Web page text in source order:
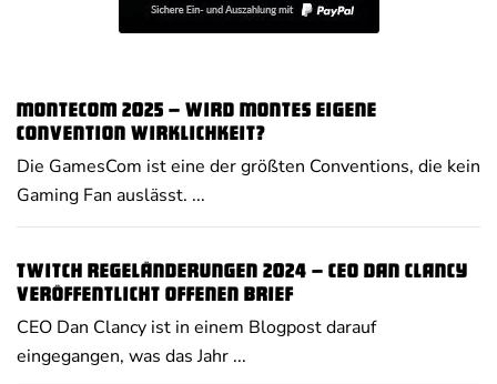
MonteCom 2025 – Wird Montes eigene
Convention Wirklichkeit?
Die GamesCom ist eine der größten Conventions, die kein
Gaming Fan auslässt. ...
Twitch Regeländerungen 2024 – CEO Dan Clancy
veröffentlicht offenen Brief
CEO Dan Clancy ist in einem Blogpost darauf
eingegangen, was das Jahr ...